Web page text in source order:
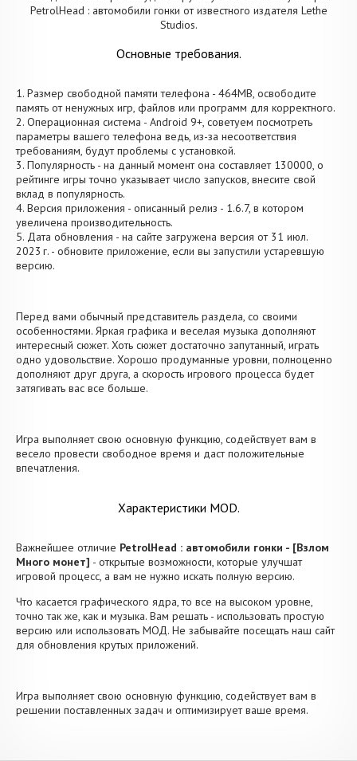
PetrolHead : автомобили гонки от известного издателя Lethe
Studios.
Основные требования.
1. Размер свободной памяти телефона - 464MB, освободите
память от ненужных игр, файлов или программ для корректного.
2. Операционная система - Android 9+, советуем посмотреть
параметры вашего телефона ведь, из-за несоответствия
требованиям, будут проблемы с установкой.
3. Популярность - на данный момент она составляет 130000, о
рейтинге игры точно указывает число запусков, внесите свой
вклад в популярность.
4. Версия приложения - описанный релиз - 1.6.7, в котором
увеличена производительность.
5. Дата обновления - на сайте загружена версия от 31 июл.
2023 г. - обновите приложение, если вы запустили устаревшую
версию.
Перед вами обычный представитель раздела, со своими
особенностями. Яркая графика и веселая музыка дополняют
интересный сюжет. Хоть сюжет достаточно запутанный, играть
одно удовольствие. Хорошо продуманные уровни, полноценно
дополняют друг друга, а скорость игрового процесса будет
затягивать вас все больше.
Игра выполняет свою основную функцию, содействует вам в
весело провести свободное время и даст положительные
впечатления.
Характеристики MOD.
Важнейшее отличие PetrolHead : автомобили гонки - [Взлом
Много монет] - открытые возможности, которые улучшат
игровой процесс, а вам не нужно искать полную версию.
Что касается графического ядра, то все на высоком уровне,
точно так же, как и музыка. Вам решать - использовать простую
версию или использовать МОД. Не забывайте посещать наш сайт
для обновления крутых приложений.
Игра выполняет свою основную функцию, содействует вам в
решении поставленных задач и оптимизирует ваше время.